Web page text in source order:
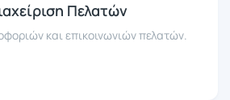
Πελατών
και επικοινωνιών πελατών.